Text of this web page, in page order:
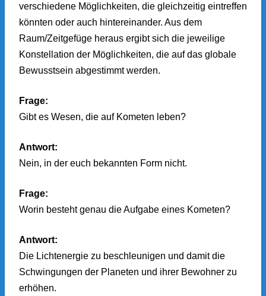
verschiedene Möglichkeiten, die gleichzeitig eintreffen
könnten oder auch hintereinander. Aus dem
Raum/Zeitgefüge heraus ergibt sich die jeweilige
Konstellation der Möglichkeiten, die auf das globale
Bewusstsein abgestimmt werden.
Frage:
Gibt es Wesen, die auf Kometen leben?
Antwort:
Nein, in der euch bekannten Form nicht.
Frage:
Worin besteht genau die Aufgabe eines Kometen?
Antwort:
Die Lichtenergie zu beschleunigen und damit die
Schwingungen der Planeten und ihrer Bewohner zu
erhöhen.